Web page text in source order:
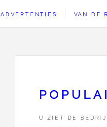
ADVERTENTIES VAN DE
U ZIET DE